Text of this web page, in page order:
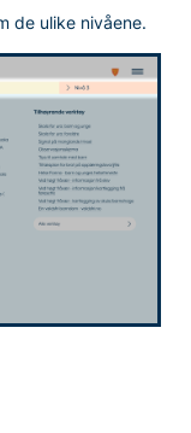
de ulike nivåene.